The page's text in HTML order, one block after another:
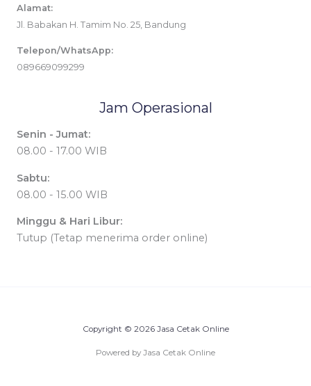
Alamat:
Jl. Babakan H. Tamim No. 25, Bandung
Telepon/WhatsApp:
089669099299
Jam Operasional
Senin - Jumat:
08.00 - 17.00 WIB
Sabtu:
08.00 - 15.00 WIB
Minggu & Hari Libur:
Tutup (Tetap menerima order online)
Copyright © 2026 Jasa Cetak Online
Powered by Jasa Cetak Online